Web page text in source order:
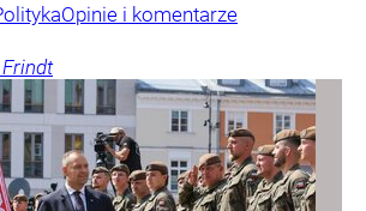
Opinie i komentarze
Frindt